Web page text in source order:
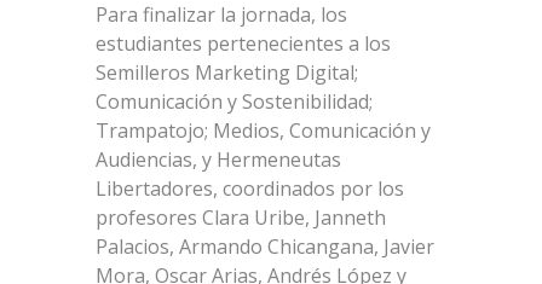
Para finalizar la jornada, los
estudiantes pertenecientes a los
Semilleros Marketing Digital;
Comunicación y Sostenibilidad;
Trampatojo; Medios, Comunicación y
Audiencias, y Hermeneutas
Libertadores, coordinados por los
profesores Clara Uribe, Janneth
Palacios, Armando Chicangana, Javier
Mora, Oscar Arias, Andrés López y